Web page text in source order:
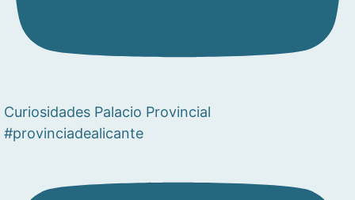
Curiosidades Palacio Provincial
#provinciadealicante